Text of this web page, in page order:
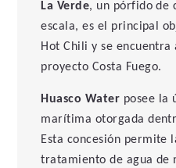
exposición a los precios del
actualmente se sitúan
supuestos utilizados en el PFS.
Más allá del proyecto base,
potencial de expansión. El
entregado múltiples
cercanas a superficie, lo
La Verde, un pórfido de
escala, es el principal
Hot Chili y se encuentra
proyecto Costa Fuego.
Huasco Water posee la
marítima otorgada
Esta concesión permite
tratamiento de agua de